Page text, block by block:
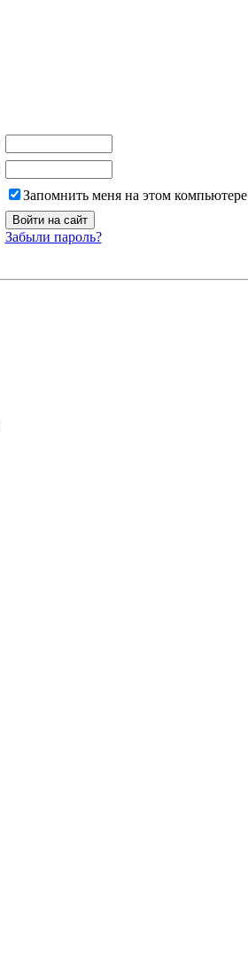
Запомнить меня на этом компьютере
Забыли пароль?